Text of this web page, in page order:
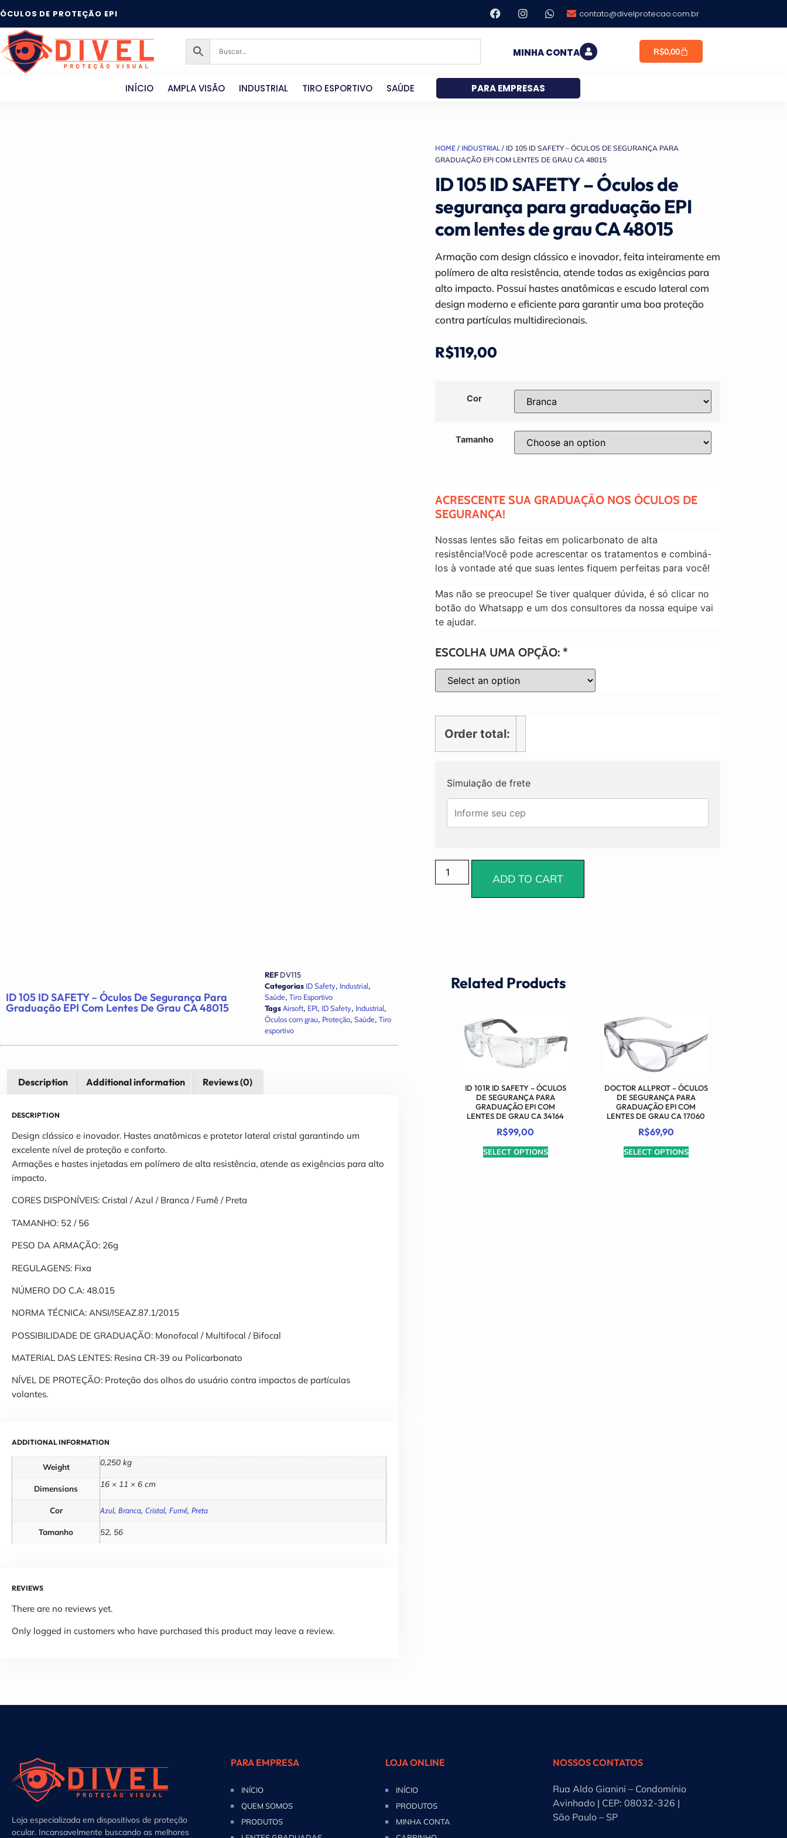
ÓCULOS DE PROTEÇÃO EPI contato@divelprotecao.com.br
MINHA CONTA R$0,00
INÍCIO AMPLA VISÃO INDUSTRIAL TIRO ESPORTIVO SAÚDE PARA EMPRESAS
HOME/ INDUSTRIAL/ ID 105 ID SAFETY – ÓCULOS DE SEGURANÇA PARA
GRADUAÇÃO EPI COM LENTES DE GRAU CA 48015
ID 105 ID SAFETY – Óculos de
segurança para graduação EPI
com lentes de grau CA 48015
Armação com design clássico e inovador, feita inteiramente em
polímero de alta resistência, atende todas as exigências para
alto impacto. Possui hastes anatômicas e escudo lateral com
design moderno e eficiente para garantir uma boa proteção
contra partículas multidirecionais.
R$119,00
Cor
Tamanho
ACRESCENTE SUA GRADUAÇÃO NOS ÓCULOS DE
SEGURANÇA!
Nossas lentes são feitas em policarbonato de alta
resistência!Você pode acrescentar os tratamentos e combiná-
los à vontade até que suas lentes fiquem perfeitas para você!
Mas não se preocupe! Se tiver qualquer dúvida, é só clicar no
botão do Whatsapp e um dos consultores da nossa equipe vai
te ajudar.
ESCOLHA UMA OPÇÃO: *
Order total:
Simulação de frete
ADD TO CART
ID 105 ID SAFETY – Óculos De Segurança Para
Graduação EPI Com Lentes De Grau CA 48015
REFDV115
Categorias ID Safety, Industrial,
Saúde, Tiro Esportivo
TagsAirsoft, EPI, ID Safety, Industrial,
Óculos com grau, Proteção, Saúde, Tiro
esportivo
Description Additional information Reviews (0)
DESCRIPTION
Design clássico e inovador. Hastes anatômicas e protetor lateral cristal garantindo um
excelente nível de proteção e conforto.
Armações e hastes injetadas em polímero de alta resistência, atende as exigências para alto
impacto.
CORES DISPONÍVEIS: Cristal / Azul / Branca / Fumê / Preta
TAMANHO: 52 / 56
PESO DA ARMAÇÃO: 26g
REGULAGENS: Fixa
NÚMERO DO C.A: 48.015
NORMA TÉCNICA: ANSI/ISEAZ.87.1/2015
POSSIBILIDADE DE GRADUAÇÃO: Monofocal / Multifocal / Bifocal
MATERIAL DAS LENTES: Resina CR-39 ou Policarbonato
NÍVEL DE PROTEÇÃO: Proteção dos olhos do usuário contra impactos de partículas
volantes.
ADDITIONAL INFORMATION
Weight 0,250 kg
Dimensions 16 × 11 × 6 cm
Cor Azul, Branca, Cristal, Fumê, Preta
Tamanho 52, 56
REVIEWS
There are no reviews yet.
Only logged in customers who have purchased this product may leave a review.
Related Products
ID 101R ID SAFETY – ÓCULOS
DE SEGURANÇA PARA
GRADUAÇÃO EPI COM
LENTES DE GRAU CA 34164
R$99,00
SELECT OPTIONS
DOCTOR ALLPROT – ÓCULOS
DE SEGURANÇA PARA
GRADUAÇÃO EPI COM
LENTES DE GRAU CA 17060
R$69,90
SELECT OPTIONS
Loja especializada em dispositivos de proteção
ocular. Incansavelmente buscando as melhores
PARA EMPRESA
INÍCIO
QUEM SOMOS
PRODUTOS
LOJA ONLINE
INÍCIO
PRODUTOS
MINHA CONTA
NOSSOS CONTATOS
Rua Aldo Gianini – Condomínio
Avinhado | CEP: 08032-326 |
São Paulo – SP